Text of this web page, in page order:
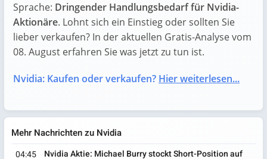
Sprache: Dringender Handlungsbedarf für Nvidia-
Aktionäre. Lohnt sich ein Einstieg oder sollten Sie
lieber verkaufen? In der aktuellen Gratis-Analyse vom
08. August erfahren Sie was jetzt zu tun ist.
Nvidia: Kaufen oder verkaufen? Hier weiterlesen...
Mehr Nachrichten zu Nvidia
04:45 Nvidia Aktie: Michael Burry stockt Short-Position auf